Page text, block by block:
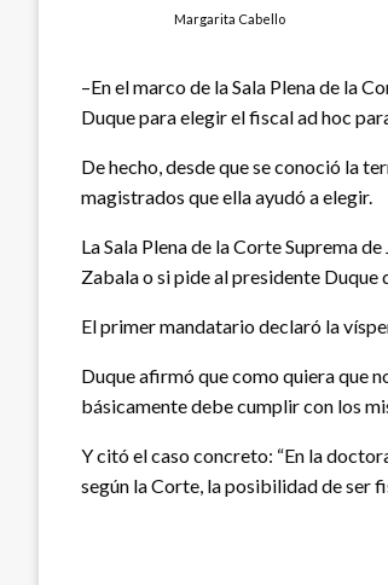
Margarita Cabello
–En el marco de la Sala Plena de la
Duque para elegir el fiscal ad hoc
De hecho, desde que se conoció la
magistrados que ella ayudó a elegir.
La Sala Plena de la Corte Suprema
Zabala o si pide al presidente Duque
El primer mandatario declaró la
Duque afirmó que como quiera que
básicamente debe cumplir con los
Y citó el caso concreto: “En la
según la Corte, la posibilidad de ser